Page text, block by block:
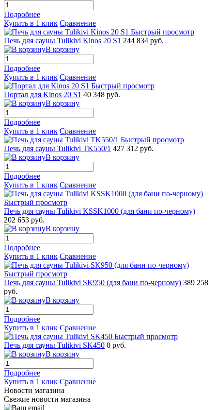
Подробнее
Купить в 1 клик Сравнение
Быстрый просмотр
Печь для сауны Tulikivi Kinos 20 S1 244 834 руб.
В корзину
Подробнее
Купить в 1 клик Сравнение
Быстрый просмотр
Портал для Kinos 20 S1 40 348 руб.
В корзину
Подробнее
Купить в 1 клик Сравнение
Быстрый просмотр
Печь для сауны Tulikivi TK550/1 427 312 руб.
В корзину
Подробнее
Купить в 1 клик Сравнение
Быстрый просмотр
Печь для сауны Tulikivi KSSK1000 (для бани по-черному)
202 653 руб.
В корзину
Подробнее
Купить в 1 клик Сравнение
Быстрый просмотр
Печь для сауны Tulikivi SK950 (для бани по-черному) 389 258
руб.
В корзину
Подробнее
Купить в 1 клик Сравнение
Быстрый просмотр
Печь для сауны Tulikivi SK450 0 руб.
В корзину
Подробнее
Купить в 1 клик Сравнение
Новости магазина
Свежие новости магазина